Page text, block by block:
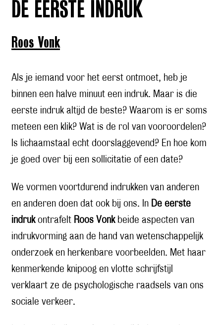
DE EERSTE INDRUK
Roos Vonk
Als je iemand voor het eerst ontmoet, heb je
binnen een halve minuut een indruk. Maar is die
eerste indruk altijd de beste? Waarom is er soms
meteen een klik? Wat is de rol van vooroordelen?
Is lichaamstaal echt doorslaggevend? En hoe kom
je goed over bij een sollicitatie of een date?
We vormen voortdurend indrukken van anderen
en anderen doen dat ook bij ons. In De eerste
indrukontrafelt Roos Vonkbeide aspecten van
indrukvorming aan de hand van wetenschappelijk
onderzoek en herkenbare voorbeelden. Met haar
kenmerkende knipoog en vlotte schrijfstijl
verklaart ze de psychologische raadsels van ons
sociale verkeer.